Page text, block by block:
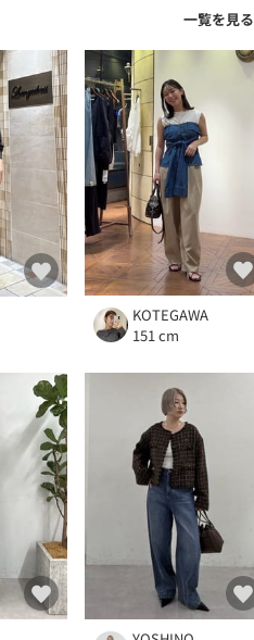
一覧を見る
KOTEGAWA
151 cm